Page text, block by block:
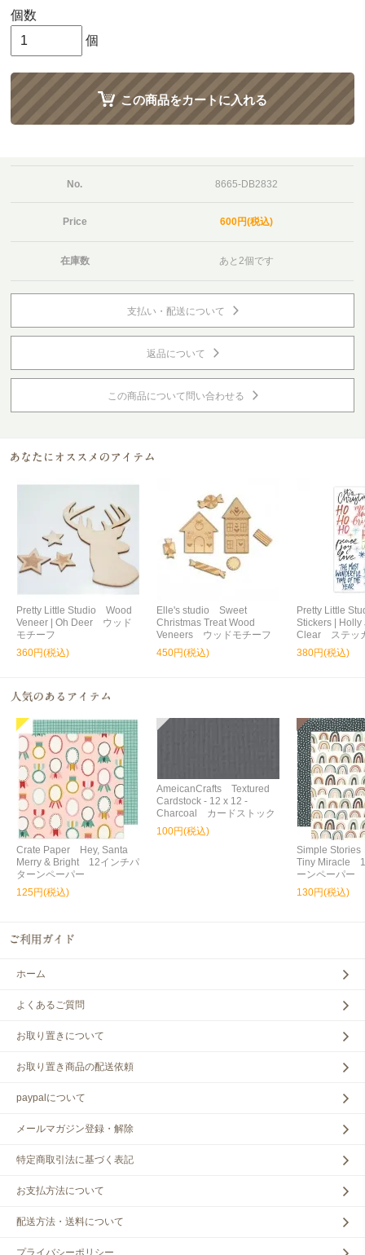
個数
個
この商品をカートに入れる
No. 8665-DB2832
Price 600円(税込)
在庫数 あと2個です
支払い・配送について
返品について
この商品について問い合わせる
Pretty Little Studio Wood
Veneer | Oh Deer ウッド
モチーフ
360円(税込)
Elle's studio Sweet
Christmas Treat Wood
Veneers ウッドモチーフ
450円(税込)
Pretty Little
Stickers | Holly
Clear ステッ
380円(税込)
Crate Paper Hey, Santa
Merry & Bright 12インチパ
ターンペーパー
125円(税込)
AmeicanCrafts Textured
Cardstock - 12 x 12 -
Charcoal カードストック
100円(税込)
Simple
Tiny Miracle
ーンペーパー
130円(税込)
ホーム
よくあるご質問
お取り置きについて
お取り置き商品の配送依頼
paypalについて
メールマガジン登録・解除
特定商取引法に基づく表記
お支払方法について
配送方法・送料について
プライバシーポリシー